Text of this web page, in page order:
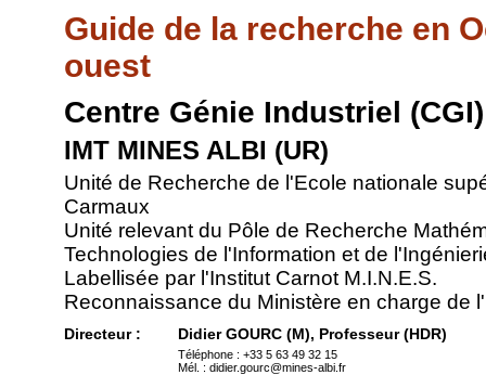
Guide de la recherche en
ouest
Centre Génie Industriel (CGI)
IMT MINES ALBI (UR)
Unité de Recherche de l'Ecole nationale
Carmaux
Unité relevant du Pôle de Recherche
Technologies de l'Information et de
Labellisée par l'Institut Carnot M.I.N.E.S.
Reconnaissance du Ministère en charge de
Directeur : Didier GOURC (M), Professeur (HDR)
Téléphone : +33 5 63 49 32 15
Mél. : didier.gourc@mines-albi.fr